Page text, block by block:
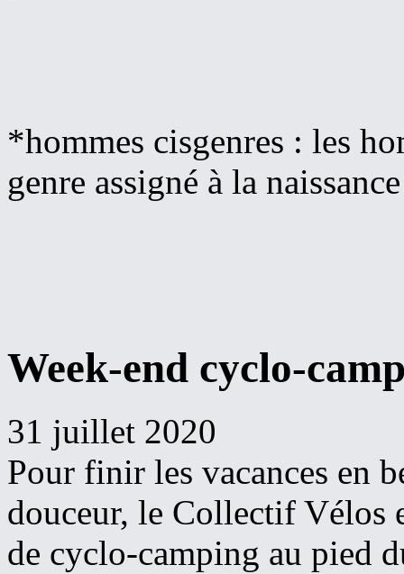
*hommes cisgenres : les
genre assigné à la naissance
Week-end cyclo-
31 juillet 2020
Pour finir les vacances en
douceur, le Collectif Vélos
de cyclo-camping au pied